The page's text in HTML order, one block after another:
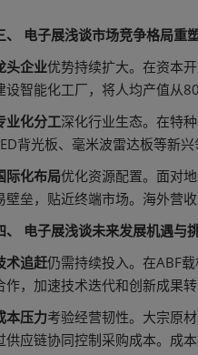
、 电子展浅谈市场竞争格局重
头企业优势持续扩大。在资本
设智能化工厂，将人均产值从
业化分工深化行业生态。在特
背光板、毫米波雷达板等新
际化布局优化资源配置。面对
壁垒，贴近终端市场。海外营
、 电子展浅谈未来发展机遇与
术追赶仍需持续投入。在ABF
作，加速技术迭代和创新成果
本压力考验经营韧性。大宗原
供应链协同控制采购成本。成